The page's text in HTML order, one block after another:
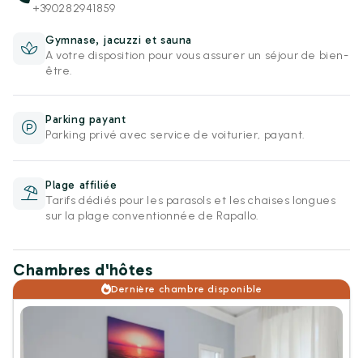
+390282941859
Gymnase, jacuzzi et sauna
A votre disposition pour vous assurer un séjour de bien-
être.
Parking payant
Parking privé avec service de voiturier, payant.
Plage affiliée
Tarifs dédiés pour les parasols et les chaises longues
sur la plage conventionnée de Rapallo.
Chambres d'hôtes
Dernière chambre disponible